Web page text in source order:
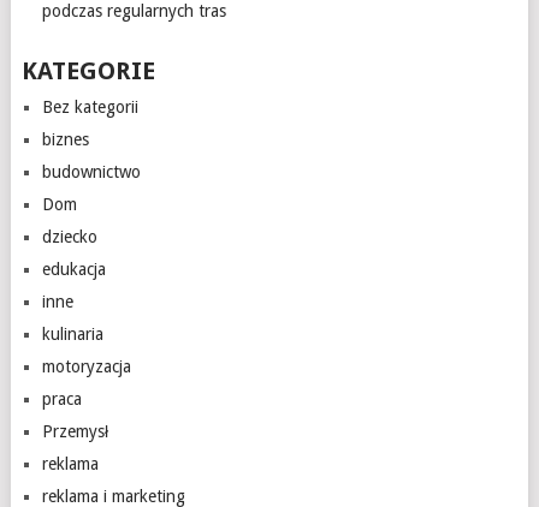
podczas regularnych tras
KATEGORIE
Bez kategorii
biznes
budownictwo
Dom
dziecko
edukacja
inne
kulinaria
motoryzacja
praca
Przemysł
reklama
reklama i marketing